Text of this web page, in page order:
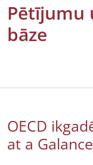
Pētījumu
bāze
OECD
at a